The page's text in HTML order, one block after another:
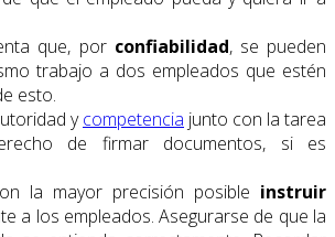
que, por confiabilidad, se pueden
trabajo a dos empleados que estén
esto.
ycompetencia junto con la tarea
de firmar documentos, si es
la mayor precisión posible instruir
a los empleados. Asegurarse de que la